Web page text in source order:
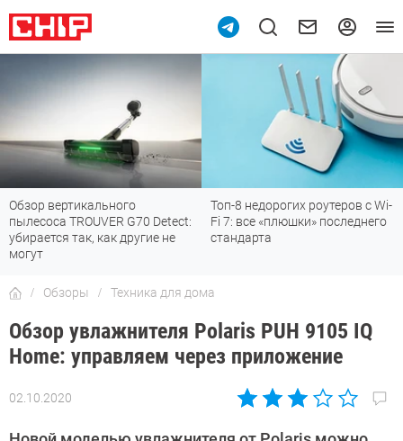
Топ-8 недорогих роутеров с Wi-
Fi 7: все «плюшки» последнего
стандарта
7 мессенджеров, которые
отлично работают в России
Обзоры Техника для дома
Обзор увлажнителя Polaris PUH 9105 IQ
Home: управляем через приложение
02.10.2020
Автор: